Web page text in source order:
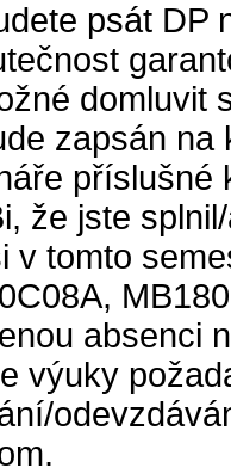
psát DP
domluvit
zapsán
příslušné
že jste
v tomto
absenci
výuky